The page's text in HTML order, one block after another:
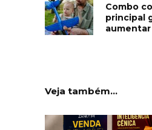
Combo
principal
Veja também...